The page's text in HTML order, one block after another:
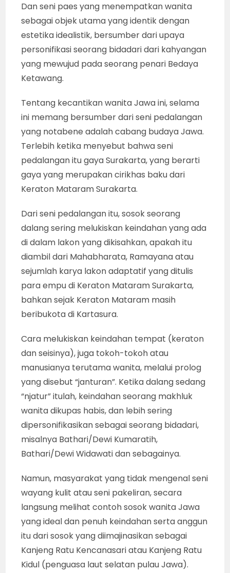
Dan seni paes yang menempatkan wanita
sebagai objek utama yang identik dengan
estetika idealistik, bersumber dari upaya
personifikasi seorang bidadari dari kahyangan
yang mewujud pada seorang penari Bedaya
Ketawang.
Tentang kecantikan wanita Jawa ini, selama
ini memang bersumber dari seni pedalangan
yang notabene adalah cabang budaya Jawa.
Terlebih ketika menyebut bahwa seni
pedalangan itu gaya Surakarta, yang berarti
gaya yang merupakan cirikhas baku dari
Keraton Mataram Surakarta.
Dari seni pedalangan itu, sosok seorang
dalang sering melukiskan keindahan yang ada
di dalam lakon yang dikisahkan, apakah itu
diambil dari Mahabharata, Ramayana atau
sejumlah karya lakon adaptatif yang ditulis
para empu di Keraton Mataram Surakarta,
bahkan sejak Keraton Mataram masih
beribukota di Kartasura.
Cara melukiskan keindahan tempat (keraton
dan seisinya), juga tokoh-tokoh atau
manusianya terutama wanita, melalui prolog
yang disebut “janturan”. Ketika dalang sedang
“njatur” itulah, keindahan seorang makhluk
wanita dikupas habis, dan lebih sering
dipersonifikasikan sebagai seorang bidadari,
misalnya Bathari/Dewi Kumaratih,
Bathari/Dewi Widawati dan sebagainya.
Namun, masyarakat yang tidak mengenal seni
wayang kulit atau seni pakeliran, secara
langsung melihat contoh sosok wanita Jawa
yang ideal dan penuh keindahan serta anggun
itu dari sosok yang diimajinasikan sebagai
Kanjeng Ratu Kencanasari atau Kanjeng Ratu
Kidul (penguasa laut selatan pulau Jawa).